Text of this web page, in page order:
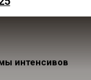
интенсивов